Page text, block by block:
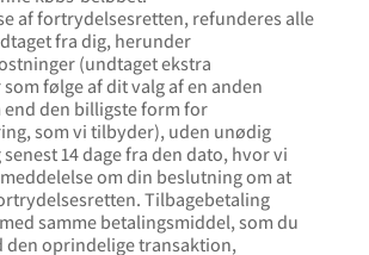
af fortrydelsesretten, refunderes alle
fra dig, herunder
(undtaget ekstra
følge af dit valg af en anden
den billigste form for
som vi tilbyder), uden unødig
14 dage fra den dato, hvor vi
om din beslutning om at
Tilbagebetaling
samme betalingsmiddel, som du
den oprindelige transaktion,